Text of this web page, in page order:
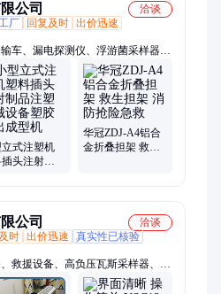
公司
洽谈
厂 回复及时 出价迅速
车、漏电探测仪、浮游菌采样器、
、破拆工具组、干粉灭火器、打药
护器、电动脚手架、装载机电子
降机、内撑吊具、混凝土振动棒、
铆机、小型装载机、洗消剂、防爆
式注塑机
头注射制
华冠ZDJ-A4铝合
金折叠担架 救生
公司
洽谈
时 出价迅速
真实性已核验
救援设备、高负压瓦斯采样器、防
、工程机械、智能制造